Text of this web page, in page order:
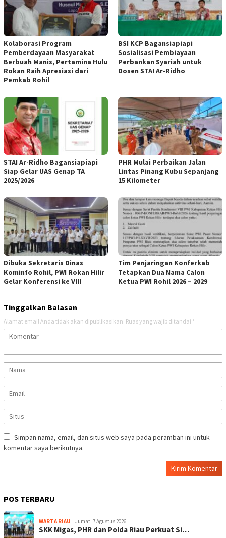
Kolaborasi Program
Pemberdayaan Masyarakat
Berbuah Manis, Pertamina Hulu
Rokan Raih Apresiasi dari
Pemkab Rohil
BSI KCP Bagansiapiapi
Sosialisasi Pembiayaan
Perbankan Syariah untuk
Dosen STAI Ar-Ridho
STAI Ar-Ridho Bagansiapiapi
Siap Gelar UAS Genap TA
2025/2026
PHR Mulai Perbaikan Jalan
Lintas Pinang Kubu Sepanjang
15 Kilometer
Dibuka Sekretaris Dinas
Kominfo Rohil, PWI Rokan Hilir
Gelar Konferensi ke VIII
Tim Penjaringan Konferkab
Tetapkan Dua Nama Calon
Ketua PWI Rohil 2026 – 2029
Tinggalkan Balasan
Alamat email Anda tidak akan dipublikasikan. Ruas yang wajib ditandai *
Simpan nama, email, dan situs web saya pada peramban ini untuk
komentar saya berikutnya.
POS TERBARU
WARTA RIAU Jumat, 7 Agustus 2026
SKK Migas, PHR dan Polda Riau Perkuat Si…